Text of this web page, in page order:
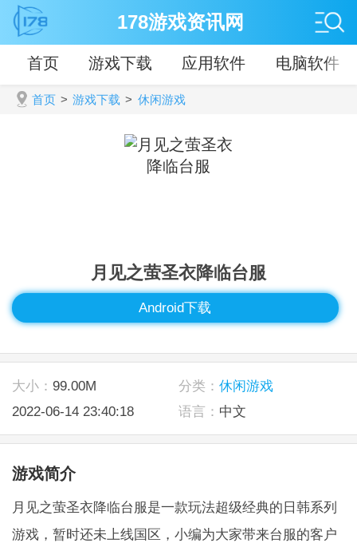
178游戏资讯网
首页 游戏下载 应用软件 电脑软件
首页 > 游戏下载 > 休闲游戏
月见之萤圣衣降临台服
Android下载
大小： 99.00M 分类： 休闲游戏
2022-06-14 23:40:18
语言： 中文
游戏简介
月见之萤圣衣降临台服是一款玩法超级经典的日韩系列
游戏，暂时还未上线国区，小编为大家带来台服的客户